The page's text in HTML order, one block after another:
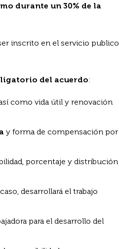
durante un 30% de la
inscrito en el servicio publico
del acuerdo:
como vida útil y renovación
y forma de compensación por
porcentaje y distribución
desarrollará el trabajo
para el desarrollo del